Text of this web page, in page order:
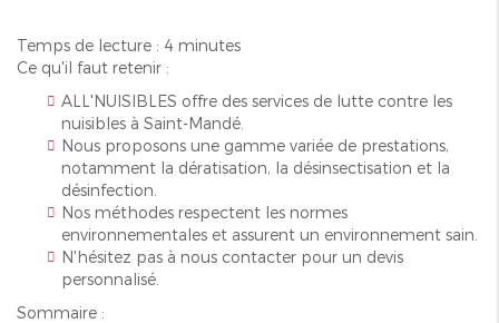
Temps de lecture : 4 minutes
Ce qu'il faut retenir :
ALL'NUISIBLES offre des services de lutte contre les
nuisibles à Saint-Mandé.
Nous proposons une gamme variée de prestations,
notamment la dératisation, la désinsectisation et la
désinfection.
Nos méthodes respectent les normes
environnementales et assurent un environnement sain.
N'hésitez pas à nous contacter pour un devis
personnalisé.
Sommaire :